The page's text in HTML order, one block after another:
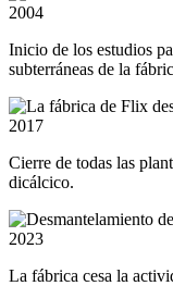
2004
Inicio de los estudios
subterráneas de la
2017
Cierre de todas las
dicálcico.
2023
La fábrica cesa la